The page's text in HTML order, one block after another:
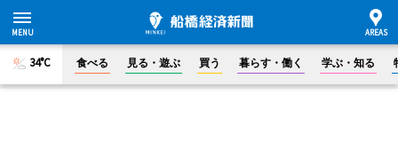
34°C 食べる 見る・遊ぶ 買う 暮らす・働く 学ぶ・知る